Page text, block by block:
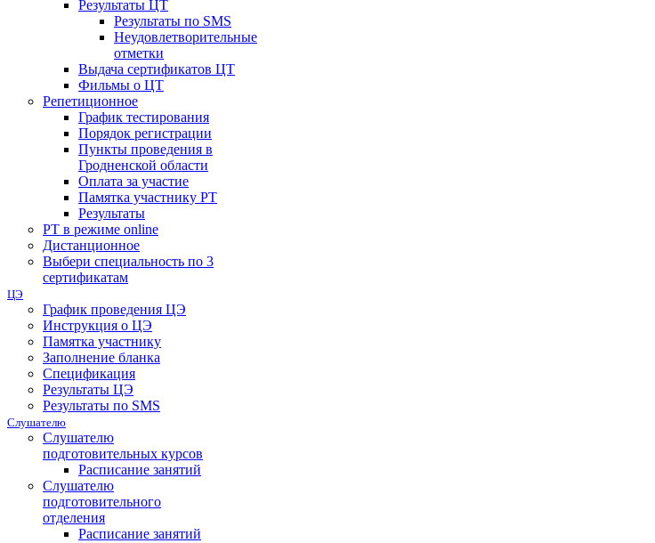
Результаты ЦТ
Результаты по SMS
Неудовлетворительные
отметки
Выдача сертификатов ЦТ
Фильмы о ЦТ
Репетиционное
График тестирования
Порядок регистрации
Пункты проведения в
Гродненской области
Оплата за участие
Памятка участнику РТ
Результаты
РТ в режиме online
Дистанционное
Выбери специальность по 3
сертификатам
ЦЭ
График проведения ЦЭ
Инструкция о ЦЭ
Памятка участнику
Заполнение бланка
Спецификация
Результаты ЦЭ
Результаты по SMS
Слушателю
Слушателю
подготовительных курсов
Расписание занятий
Слушателю
подготовительного
отделения
Расписание занятий